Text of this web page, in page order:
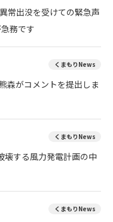
常出没を受けての緊急声
務です
くまもりNews
森がコメントを提出しま
くまもりNews
する風力発電計画の中
くまもりNews